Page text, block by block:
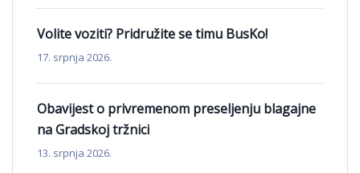
Volite voziti? Pridružite se timu BusKo!
17. srpnja 2026.
Obavijest o privremenom preseljenju blagajne
na Gradskoj tržnici
13. srpnja 2026.